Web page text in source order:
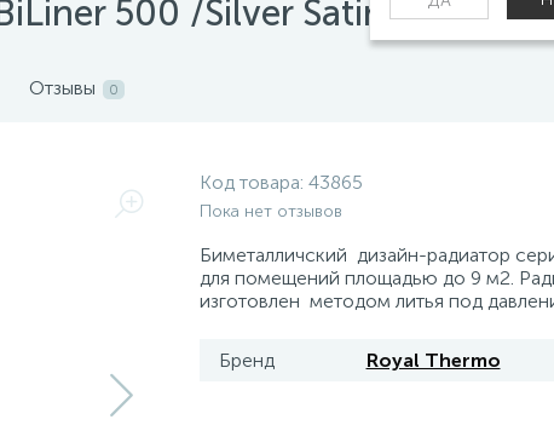
500 /Silver Satin VR - 6
Отзывы 0
Код товара: 43865
Пока нет отзывов
Биметалличский дизайн-радиатор
для помещений площадью до 9 м2.
изготовлен методом литья под
Бренд Royal Thermo